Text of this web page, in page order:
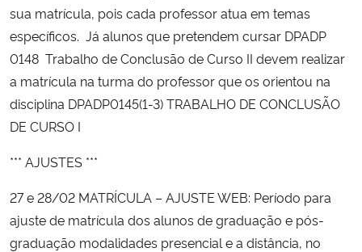
sua matrícula, pois cada professor atua em temas
específicos. Já alunos que pretendem cursar DPADP
0148 Trabalho de Conclusão de Curso II devem realizar
a matrícula na turma do professor que os orientou na
disciplina DPADP0145(1-3) TRABALHO DE CONCLUSÃO
DE CURSO I
*** AJUSTES ***
27 e 28/02 MATRÍCULA – AJUSTE WEB: Período para
ajuste de matrícula dos alunos de graduação e pós-
graduação modalidades presencial e a distância, no